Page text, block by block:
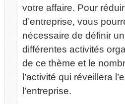
votre affaire. Pour
d’entreprise, vous
nécessaire de définir
différentes activités
de ce thème et le
l’activité qui réveillera
l’entreprise.